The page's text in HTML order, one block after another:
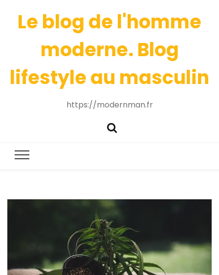
Le blog de l'homme
moderne. Blog
lifestyle au masculin
https://modernman.fr